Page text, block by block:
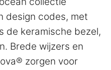
design codes, met
de keramische bezel,
Brede wijzers en
zorgen voor